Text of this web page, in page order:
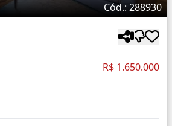
Cód.: 288930
R$ 1.650.000